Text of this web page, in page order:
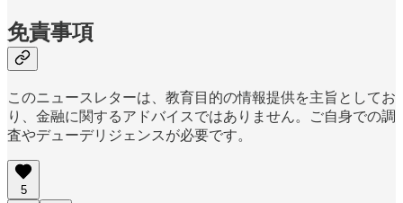
免責事項
このニュースレターは、教育目的の情報提供を主旨としてお
り、金融に関するアドバイスではありません。ご自身での調
査やデューデリジェンスが必要です。
5